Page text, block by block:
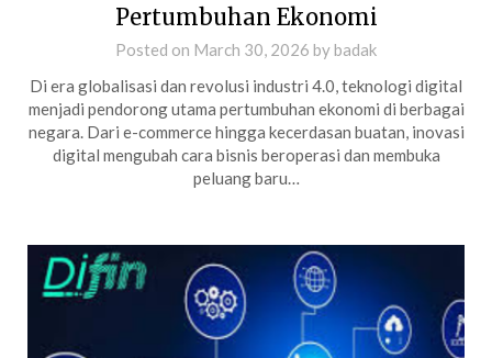
Pertumbuhan Ekonomi
Posted on March 30, 2026 bybadak
Di era globalisasi dan revolusi industri 4.0, teknologi digital
menjadi pendorong utama pertumbuhan ekonomi di berbagai
negara. Dari e-commerce hingga kecerdasan buatan, inovasi
digital mengubah cara bisnis beroperasi dan membuka
peluang baru…